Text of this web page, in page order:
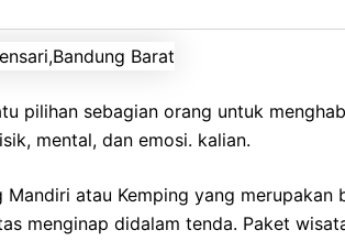
pilihan sebagian orang untuk
mental, dan emosi. kalian.
atau Kemping yang
menginap didalam tenda. Paket